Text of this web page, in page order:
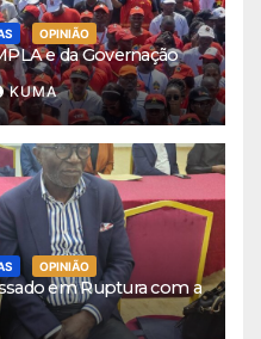
OPINIÃO
e da Governação
KUMA
OPINIÃO
em Ruptura com a